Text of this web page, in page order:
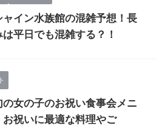
ャイン水族館の混雑予想！長
平日でも混雑する？！
の女の子のお祝い食事会メニ
お祝いに最適な料理やご